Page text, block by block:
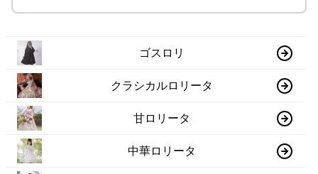
ゴスロリ
クラシカルロリータ
甘ロリータ
中華ロリータ